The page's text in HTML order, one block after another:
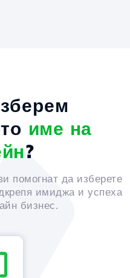
име на
?
помогнат да изберете
имиджа и успеха
бизнес.